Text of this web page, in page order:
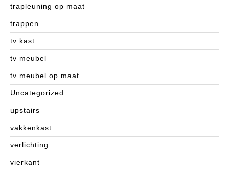
trapleuning op maat
trappen
tv kast
tv meubel
tv meubel op maat
Uncategorized
upstairs
vakkenkast
verlichting
vierkant